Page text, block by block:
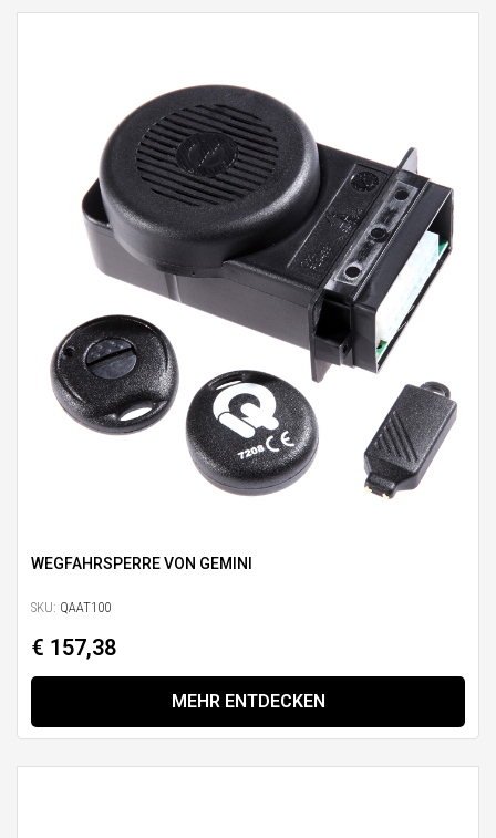
WEGFAHRSPERRE VON GEMINI
SKU: QAAT100
€ 157,38
MEHR ENTDECKEN